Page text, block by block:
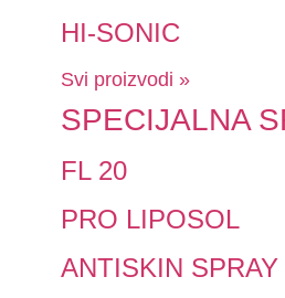
HI-SONIC
Svi proizvodi »
SPECIJALNA
FL 20
PRO LIPOSOL
ANTISKIN SPRAY